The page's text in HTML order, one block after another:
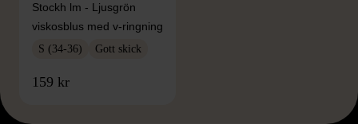
Stockh lm - Ljusgrön
viskosblus med v-ringning
S (34-36) Gott skick
159 kr